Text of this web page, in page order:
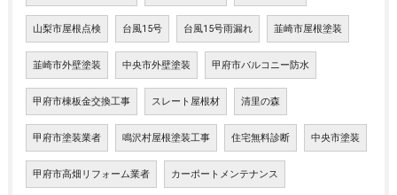
山梨市屋根点検 台風15号 台風15号雨漏れ 韮崎市屋根塗装
韮崎市外壁塗装 中央市外壁塗装 甲府市バルコニー防水
甲府市棟板金交換工事 スレート屋根材 清里の森
甲府市塗装業者 鳴沢村屋根塗装工事 住宅無料診断 中央市塗装
甲府市高畑リフォーム業者 カーポートメンテナンス